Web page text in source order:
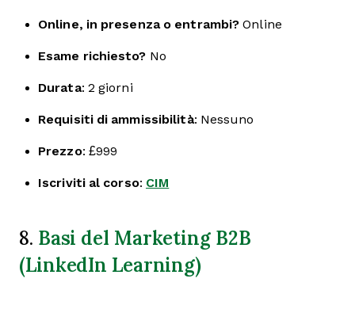
Online, in presenza o entrambi? Online
Esame richiesto? No
Durata: 2 giorni
Requisiti di ammissibilità: Nessuno
Prezzo: £999
Iscriviti al corso: CIM
8. Basi del Marketing B2B
(LinkedIn Learning)